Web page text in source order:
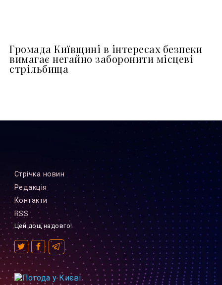
Громада Київщині в інтересах безпеки
вимагає негайно заборонити місцеві
стрільбища
Стрiчка новин
Редакцiя
Контакти
RSS
Цей дощ надовго!